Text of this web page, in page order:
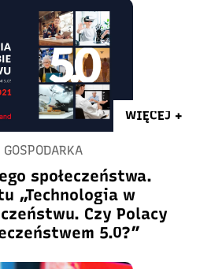
WIĘCEJ +
społeczeństwa.
„Technologia w
Czy Polacy
5.0?”